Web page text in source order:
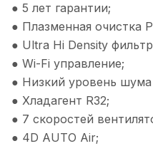
● 5 лет гарантии;
● Плазменная очистка
● Ultra Hi Density
● Wi-Fi управление;
● Низкий уровень
● Хладагент R32;
● 7 скоростей
● 4D AUTO Air;